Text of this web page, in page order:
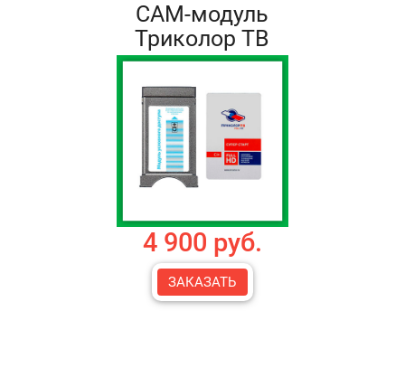
CAM-модуль
Триколор ТВ
4 900 руб.
ЗАКАЗАТЬ